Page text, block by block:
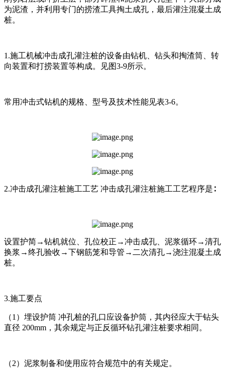
为泥渣，并利用专门的捞渣工具掏土成孔，最后灌注混凝土成
桩。
1.施工机械冲击成孔灌注桩的设备由钻机、钻头和掏渣筒、转
向装置和打捞装置等构成。见图3-9所示。
常用冲击式钻机的规格、型号及技术性能见表3-6。
2.冲击成孔灌注桩施工工艺 冲击成孔灌注桩施工工艺程序是∶
设置护简→钻机就位、孔位校正→冲击成孔、泥浆循环→清孔
换浆→终孔验收→下钢筋笼和导管→二次清孔→浇注混凝土成
桩。
3.施工要点
（1）埋设护筒 冲孔桩的孔口应设备护筒，其内径应大于钻头
直径 200mm，其余规定与正反循环钻孔灌注桩要求相同。
（2）泥浆制备和使用应符合规范中的有关规定。